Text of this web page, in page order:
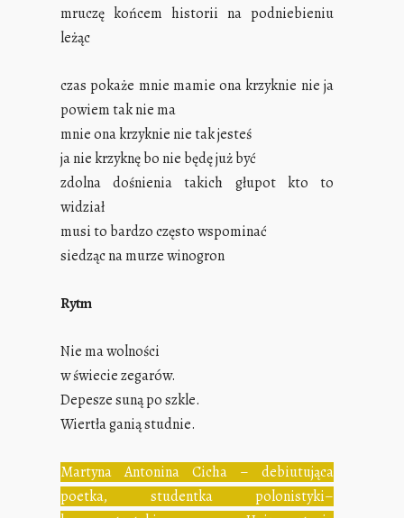
mruczę końcem historii na podniebieniu
leżąc
czas pokaże mnie mamie ona krzyknie nie ja
powiem tak nie ma
mnie ona krzyknie nie tak jesteś
ja nie krzyknę bo nie będę już być
zdolna dośnienia takich głupot kto to
widział
musi to bardzo często wspominać
siedząc na murze winogron
Rytm
Nie ma wolności
w świecie zegarów.
Depesze suną po szkle.
Wiertła ganią studnie.
Martyna Antonina Cicha – debiutująca
poetka, studentka polonistyki–